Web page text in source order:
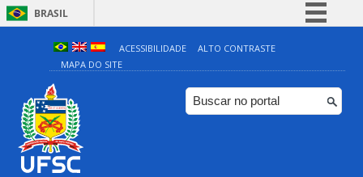
BRASIL
Simplifique!
Comunica BR
Participe
ACESSIBILIDADE
ALTO CONTRASTE
MAPA DO SITE